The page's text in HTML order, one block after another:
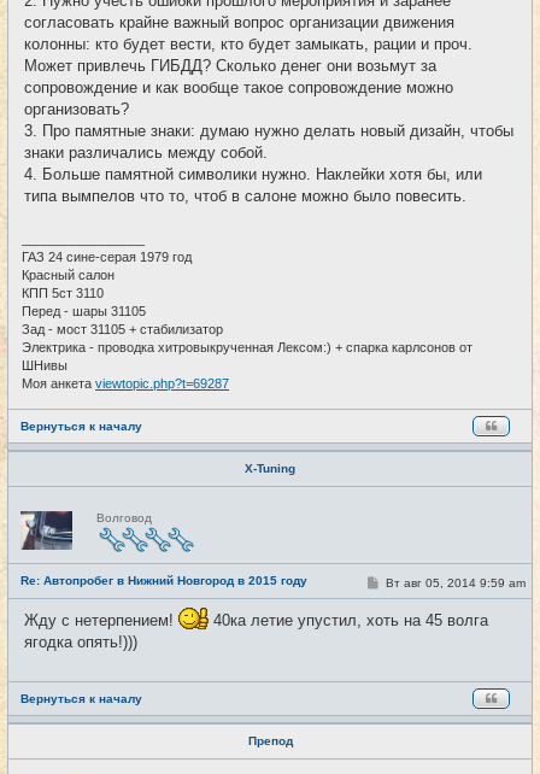
согласовать крайне важный вопрос организации движения
колонны: кто будет вести, кто будет замыкать, рации и проч.
Может привлечь ГИБДД? Сколько денег они возьмут за
сопровождение и как вообще такое сопровождение можно
организовать?
3. Про памятные знаки: думаю нужно делать новый дизайн, чтобы
знаки различались между собой.
4. Больше памятной символики нужно. Наклейки хотя бы, или
типа вымпелов что то, чтоб в салоне можно было повесить.
ГАЗ 24 сине-серая 1979 год
Красный салон
КПП 5ст 3110
Перед - шары 31105
Зад - мост 31105 + стабилизатор
Электрика - проводка хитровыкрученная Лексом:) + спарка карлсонов от
ШНивы
Моя анкета viewtopic.php?t=69287
Вернуться к началу
X-Tuning
Н
е
в
с
е
т
и
Волговод
Re: Автопробег в Нижний Новгород в 2015 году #9
С
о
б
и
Вт авг 05, 2014 9:59 am
Жду с нетерпением!
40ка летие упустил, хоть на 45 волга
ягодка опять!)))
Вернуться к началу
Препод